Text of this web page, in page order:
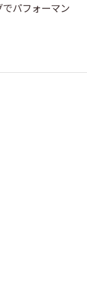
パフォーマン